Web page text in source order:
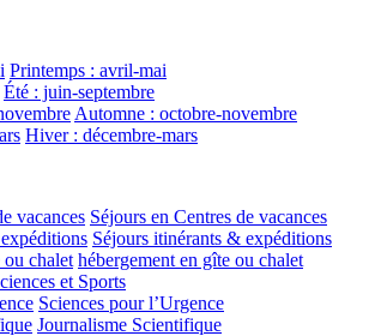
Printemps : avril-mai
Été : juin-septembre
Automne : octobre-novembre
Hiver : décembre-mars
vacances Séjours en Centres de vacances
Séjours itinérants & expéditions
ou chalet hébergement en gîte ou chalet
et Sports
Sciences pour l’Urgence
Journalisme Scientifique